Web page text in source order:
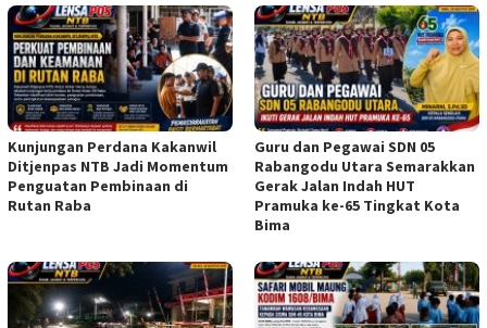
Kunjungan Perdana Kakanwil
Ditjenpas NTB Jadi Momentum
Penguatan Pembinaan di
Rutan Raba
Guru dan Pegawai SDN 05
Rabangodu Utara Semarakkan
Gerak Jalan Indah HUT
Pramuka ke-65 Tingkat Kota
Bima